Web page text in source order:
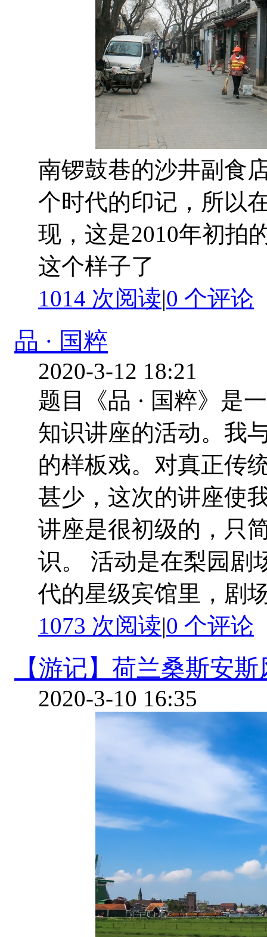
南锣鼓巷的沙井副食
个时代的印记，所以
现，这是2010年初拍
这个样子了
1014 次阅读|0 个评论
品 · 国粹
2020-3-12 18:21
题目《品 · 国粹》是
知识讲座的活动。我
的样板戏。对真正传
甚少，这次的讲座使
讲座是很初级的，只
识。 活动是在梨园剧
代的星级宾馆里，剧
1073 次阅读|0 个评论
【游记】荷兰桑斯安
2020-3-10 16:35